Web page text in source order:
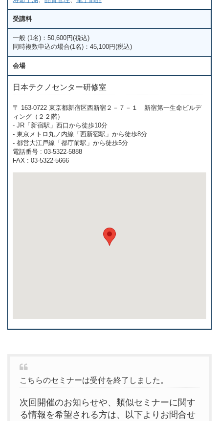
受講料
一般 (1名)：50,600円(税込)
同時複数申込の場合(1名)：45,100円(税込)
会場
日本テクノセンター研修室
〒 163-0722 東京都新宿区西新宿２－７－１ 新宿第一生命ビルデ
ィング（２２階）
- JR「新宿駅」西口から徒歩10分
- 東京メトロ丸ノ内線「西新宿駅」から徒歩8分
- 都営大江戸線「都庁前駅」から徒歩5分
電話番号 : 03-5322-5888
FAX : 03-5322-5666
こちらのセミナーは受付を終了しました。
次回開催のお知らせや、類似セミナーに関す
る情報を希望される方は、以下よりお問合せ